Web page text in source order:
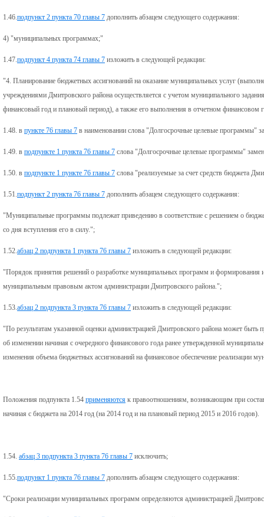
1.46. подпункт 2 пункта 70 главы 7 дополнить абзацем следующего содержания:
4) "муниципальных программах;"
1.47. подпункт 4 пункта 74 главы 7 изложить в следующей редакции:
"4. Планирование бюджетных ассигнований на оказание муниципальных услуг
учреждениями Дмитровского района осуществляется с учетом муниципального
финансовый год и плановый период), а также его выполнения в отчетном
1.48. в пункте 76 главы 7 в наименовании слова "Долгосрочные целевые программы"
1.49. в подпункте 1 пункта 76 главы 7 слова "Долгосрочные целевые программы"
1.50. в подпункте 1 пункте 76 главы 7 слова "реализуемые за счет средств бюджета
1.51. подпункт 2 пункта 76 главы 7 дополнить абзацем следующего содержания:
"Муниципальные программы подлежат приведению в соответствие с решением о
со дня вступления его в силу.";
1.52. абзац 2 подпункта 1 пункта 76 главы 7 изложить в следующей редакции:
"Порядок принятия решений о разработке муниципальных программ и формирования
муниципальным правовым актом администрации Дмитровского района.";
1.53. абзац 2 подпункта 3 пункта 76 главы 7 изложить в следующей редакции:
"По результатам указанной оценки администрацией Дмитровского района может
об изменении начиная с очередного финансового года ранее утвержденной
изменения объема бюджетных ассигнований на финансовое обеспечение реализации
Положения подпункта 1.54 применяются к правоотношениям, возникающим при
начиная с бюджета на 2014 год (на 2014 год и на плановый период 2015 и 2016 годов).
1.54. абзац 3 подпункта 3 пункта 76 главы 7 исключить;
1.55. подпункт 1 пункта 76 главы 7 дополнить абзацем следующего содержания:
"Сроки реализации муниципальных программ определяются администрацией